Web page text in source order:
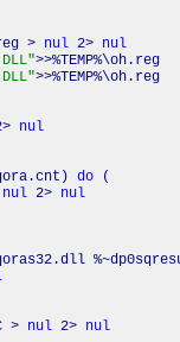
> nul 2> nul
>>%TEMP%\oh.reg
nul
do (
nul 2> nul
> nul 2> nul